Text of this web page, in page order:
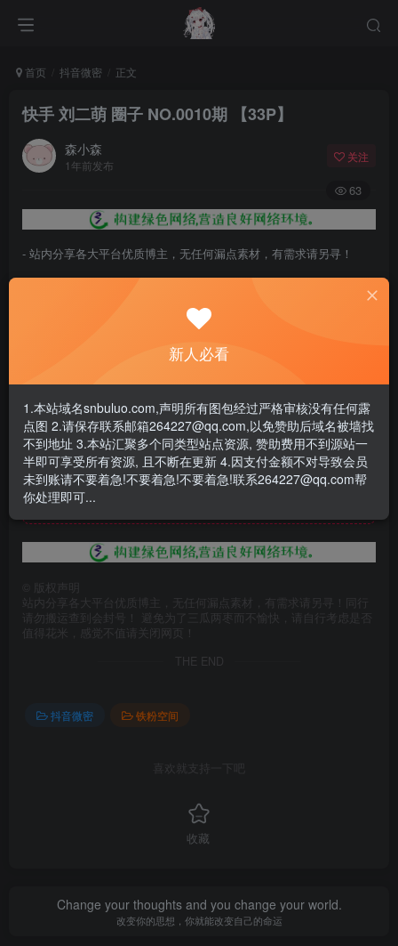
首页 抖音微密 正文
快手 刘二萌 圈子 NO.0010期 【33P】
森小森
1年前发布
关注
63
- 站内分享各大平台优质博主，无任何漏点素材，有需求请另寻！
- 百度网盘提示提取码错误，请更换浏览器重试，这是百度网盘版本问
- 遇见解压密码不对、无法解压，请查看
- 资源失效/充值未到账/账号解禁...等问题请《提交工单》
此处内容已隐藏，赞助会员可见
请登录后查看特权
版权声明
站内分享各大平台优质博主，无任何漏点素材，有需求请另寻！同行
请勿搬运查到会封号！ 避免为了三瓜两枣而不愉快，请自行考虑是否
值得花米，感觉不值请关闭网页！
THE END
抖音微密 铁粉空间
喜欢就支持一下吧
收藏
Change your thoughts and you change your world.
改变你的思想，你就能改变自己的命运
新人必看
1.本站域名snbuluo.com,声明所有图包经过严格审核没有任何露
点图 2.请保存联系邮箱264227@qq.com,以免赞助后域名被墙找
不到地址 3.本站汇聚多个同类型站点资源, 赞助费用不到源站一
半即可享受所有资源, 且不断在更新 4.因支付金额不对导致会员
未到账请不要着急!不要着急!不要着急!联系264227@qq.com帮
你处理即可...